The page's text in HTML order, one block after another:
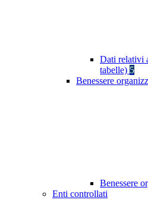
Dati relativi
tabelle) 5
Benessere
Benessere
Enti controllati